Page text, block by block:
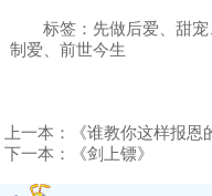
标签：先做后爱、甜宠
制爱、前世今生
上一本：
《谁教你这样报恩
下一本：
《剑上镖》